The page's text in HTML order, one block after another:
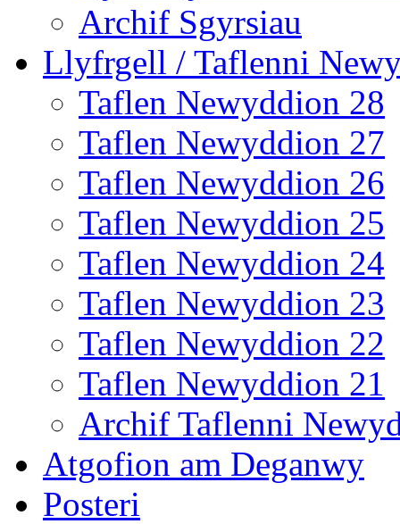
Archif Sgyrsiau
Llyfrgell / Taflenni
Taflen Newyddion 28
Taflen Newyddion 27
Taflen Newyddion 26
Taflen Newyddion 25
Taflen Newyddion 24
Taflen Newyddion 23
Taflen Newyddion 22
Taflen Newyddion 21
Archif Taflenni
Atgofion am Deganwy
Posteri